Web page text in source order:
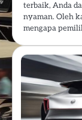
terbaik, Anda
nyaman. Oleh
mengapa